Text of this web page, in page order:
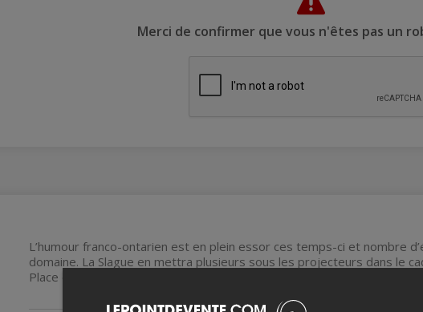
Merci de confirmer que vous n'êtes pas un
L’humour franco-ontarien est en plein essor ces temps-ci et nombre
domaine. La Slague en mettra plusieurs sous les projecteurs dans le
Place des Arts. Une belle brochette d’humoristes y prendra part dont